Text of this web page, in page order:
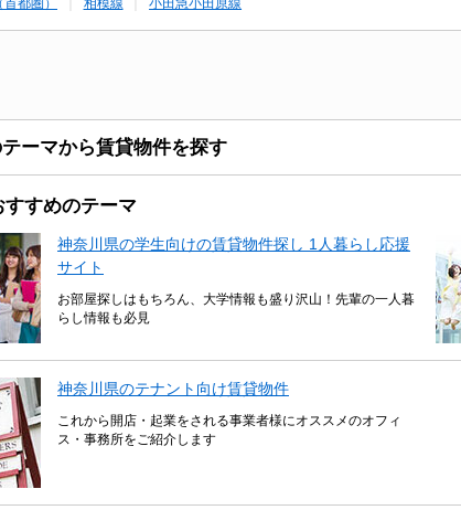
都圏） 相模線 小田急小田原線
テーマから賃貸物件を探す
すすめのテーマ
神奈川県の学生向けの賃貸物件探し 1人暮らし応援
サイト
お部屋探しはもちろん、大学情報も盛り沢山！先輩の一人暮
らし情報も必見
神奈川県のテナント向け賃貸物件
これから開店・起業をされる事業者様にオススメのオフィ
ス・事務所をご紹介します